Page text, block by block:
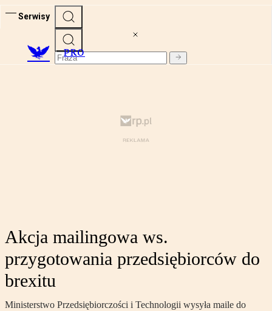
Serwisy
PRO
Akcja mailingowa ws.
przygotowania przedsiębiorców do
brexitu
Ministerstwo Przedsiębiorczości i Technologii wysyła maile do